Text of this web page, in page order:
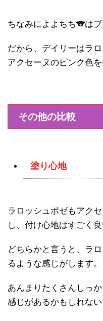
ちなみによよちち🐨はブ
だから、デイリーはラ
アクセーヌのピンク色
その他の比較
塗り心地
ラロッシュポゼもアク
し、付け心地はすごく良
どちらかと言うと、ラ
るような感じがします。
あんまりたくさんしっ
感じがあるかもしれない